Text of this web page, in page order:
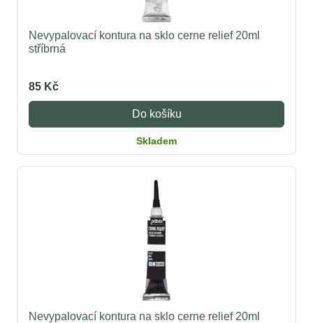
Nevypalovací kontura na sklo cerne relief 20ml
stříbrná
85 Kč
Do košíku
Skladem
Nevypalovací kontura na sklo cerne relief 20ml